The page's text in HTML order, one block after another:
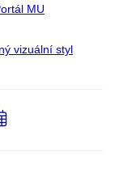
MU
vizuální styl
Přidat